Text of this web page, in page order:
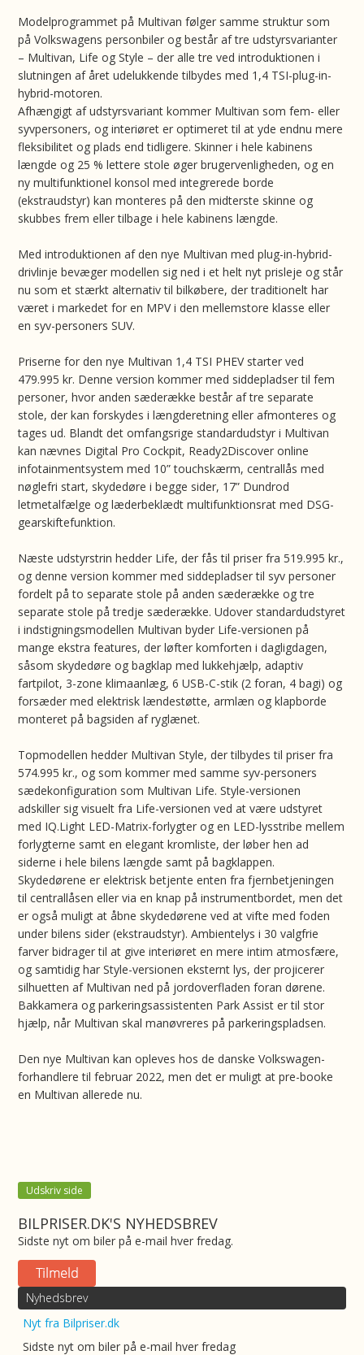
Modelprogrammet på Multivan følger samme struktur som
på Volkswagens personbiler og består af tre udstyrsvarianter
– Multivan, Life og Style – der alle tre ved introduktionen i
slutningen af året udelukkende tilbydes med 1,4 TSI-plug-in-
hybrid-motoren.
Afhængigt af udstyrsvariant kommer Multivan som fem- eller
syvpersoners, og interiøret er optimeret til at yde endnu mere
fleksibilitet og plads end tidligere. Skinner i hele kabinens
længde og 25 % lettere stole øger brugervenligheden, og en
ny multifunktionel konsol med integrerede borde
(ekstraudstyr) kan monteres på den midterste skinne og
skubbes frem eller tilbage i hele kabinens længde.
Med introduktionen af den nye Multivan med plug-in-hybrid-
drivlinje bevæger modellen sig ned i et helt nyt prisleje og står
nu som et stærkt alternativ til bilkøbere, der traditionelt har
været i markedet for en MPV i den mellemstore klasse eller
en syv-personers SUV.
Priserne for den nye Multivan 1,4 TSI PHEV starter ved
479.995 kr. Denne version kommer med siddepladser til fem
personer, hvor anden sæderække består af tre separate
stole, der kan forskydes i længderetning eller afmonteres og
tages ud. Blandt det omfangsrige standardudstyr i Multivan
kan nævnes Digital Pro Cockpit, Ready2Discover online
infotainmentsystem med 10” touchskærm, centrallås med
nøglefri start, skydedøre i begge sider, 17” Dundrod
letmetalfælge og læderbeklædt multifunktionsrat med DSG-
gearskiftefunktion.
Næste udstyrstrin hedder Life, der fås til priser fra 519.995 kr.,
og denne version kommer med siddepladser til syv personer
fordelt på to separate stole på anden sæderække og tre
separate stole på tredje sæderække. Udover standardudstyret
i indstigningsmodellen Multivan byder Life-versionen på
mange ekstra features, der løfter komforten i dagligdagen,
såsom skydedøre og bagklap med lukkehjælp, adaptiv
fartpilot, 3-zone klimaanlæg, 6 USB-C-stik (2 foran, 4 bagi) og
forsæder med elektrisk lændestøtte, armlæn og klapborde
monteret på bagsiden af ryglænet.
Topmodellen hedder Multivan Style, der tilbydes til priser fra
574.995 kr., og som kommer med samme syv-personers
sædekonfiguration som Multivan Life. Style-versionen
adskiller sig visuelt fra Life-versionen ved at være udstyret
med IQ.Light LED-Matrix-forlygter og en LED-lysstribe mellem
forlygterne samt en elegant kromliste, der løber hen ad
siderne i hele bilens længde samt på bagklappen.
Skydedørene er elektrisk betjente enten fra fjernbetjeningen
til centrallåsen eller via en knap på instrumentbordet, men det
er også muligt at åbne skydedørene ved at vifte med foden
under bilens sider (ekstraudstyr). Ambientelys i 30 valgfrie
farver bidrager til at give interiøret en mere intim atmosfære,
og samtidig har Style-versionen eksternt lys, der projicerer
silhuetten af Multivan ned på jordoverfladen foran dørene.
Bakkamera og parkeringsassistenten Park Assist er til stor
hjælp, når Multivan skal manøvreres på parkeringspladsen.
Den nye Multivan kan opleves hos de danske Volkswagen-
forhandlere til februar 2022, men det er muligt at pre-booke
en Multivan allerede nu.
Udskriv side
BILPRISER.DK'S NYHEDSBREV
Sidste nyt om biler på e-mail hver fredag.
Nyhedsbrev
Nyt fra Bilpriser.dk
Sidste nyt om biler på e-mail hver fredag